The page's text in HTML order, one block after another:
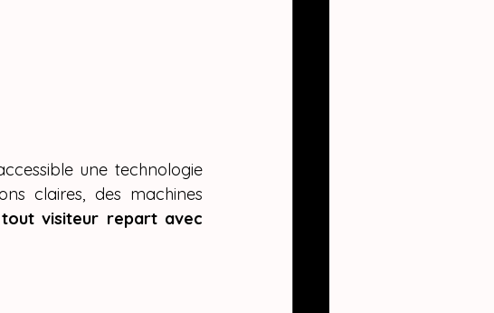
une technologie
claires, des machines
tout visiteur repart avec